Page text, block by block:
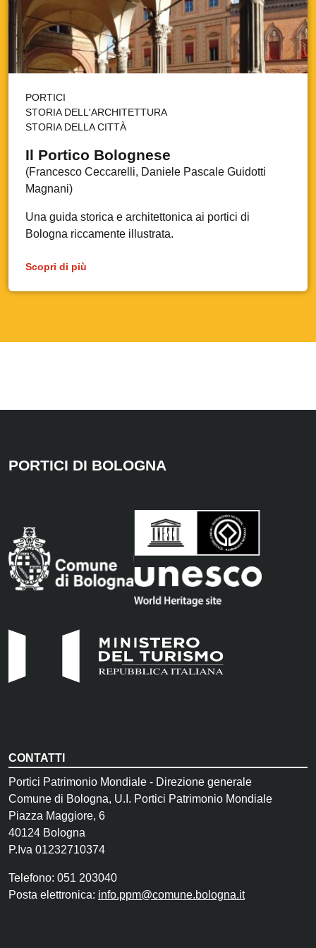
PORTICI
STORIA DELL'ARCHITETTURA
STORIA DELLA CITTÀ
Il Portico Bolognese
(Francesco Ceccarelli, Daniele Pascale Guidotti
Magnani)
Una guida storica e architettonica ai portici di
Bologna riccamente illustrata.
Scopri di più
PORTICI DI BOLOGNA
CONTATTI
Portici Patrimonio Mondiale - Direzione generale
Comune di Bologna, U.I. Portici Patrimonio Mondiale
Piazza Maggiore, 6
40124 Bologna
P.Iva 01232710374
Telefono: 051 203040
Posta elettronica: info.ppm@comune.bologna.it